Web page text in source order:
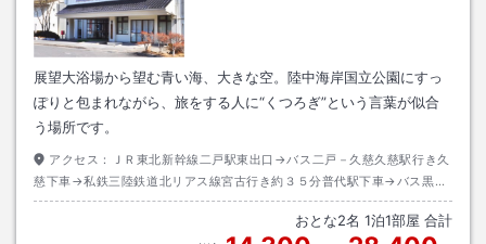
展望大浴場から望む青い海、大きな空。陸中海岸国立公園にすっ
ぽりと包まれながら、旅をする人に“くつろぎ”という言葉が似合
う場所です。
アクセス：
ＪＲ東北新幹線二戸駅東出口→バス二戸－久慈久慈駅行き久
慈下車→私鉄三陸鉄道北リアス線宮古行き約３５分普代駅下車→バス黒崎
線黒崎行き約１５分くろさき荘前下車→タクシー約１０分
おとな2名 1泊1部屋 合計